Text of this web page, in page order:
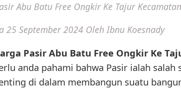
Abu Batu Free Ongkir Ke Tajur
25 September 2024 Oleh Ibnu Koesnady
Pasir Abu Batu Free Ongkir Ke
anda pahami bahwa Pasir ialah
di dalam membangun suatu